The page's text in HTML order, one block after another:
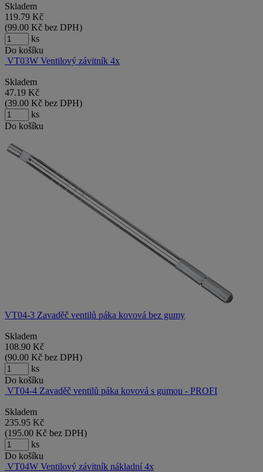
Skladem
119.79 Kč
(99.00 Kč bez DPH)
ks
Do košíku
VT03W Ventilový závitník 4x
Skladem
47.19 Kč
(39.00 Kč bez DPH)
ks
Do košíku
VT04-3 Zavaděč ventilů páka kovová bez gumy
Skladem
108.90 Kč
(90.00 Kč bez DPH)
ks
Do košíku
VT04-4 Zavaděč ventilů páka kovová s gumou - PROFI
Skladem
235.95 Kč
(195.00 Kč bez DPH)
ks
Do košíku
VT04W Ventilový závitník nákladní 4x